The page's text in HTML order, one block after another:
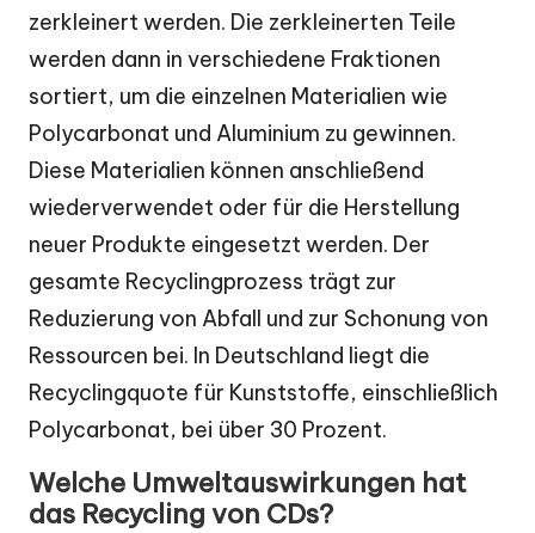
zerkleinert werden. Die zerkleinerten Teile
werden dann in verschiedene Fraktionen
sortiert, um die einzelnen Materialien wie
Polycarbonat und Aluminium zu gewinnen.
Diese Materialien können anschließend
wiederverwendet oder für die Herstellung
neuer Produkte eingesetzt werden. Der
gesamte Recyclingprozess trägt zur
Reduzierung von Abfall und zur Schonung von
Ressourcen bei. In Deutschland liegt die
Recyclingquote für Kunststoffe, einschließlich
Polycarbonat, bei über 30 Prozent.
Welche Umweltauswirkungen hat
das Recycling von CDs?